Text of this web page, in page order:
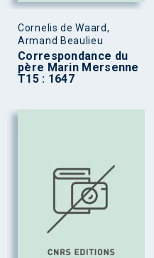
Cornelis de Waard,
Armand Beaulieu
Correspondance du
père Marin Mersenne
T15 : 1647